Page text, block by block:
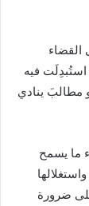
القضاء
فيه
مطالبَ ينادي
ما يسمح
ضرورة